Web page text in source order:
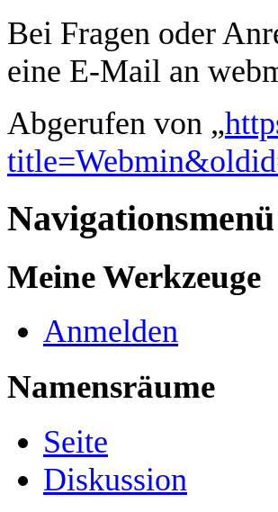
Bei Fragen oder
eine E-Mail an
Abgerufen von „
Navigationsmenü
Meine Werkzeuge
Anmelden
Namensräume
Seite
Diskussion